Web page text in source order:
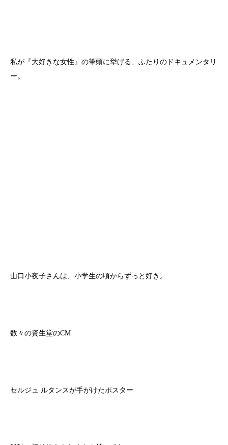
私が『大好きな女性』の筆頭に挙げる、ふたりのドキュメンタリ
ー。
山口小夜子さんは、小学生の頃からずっと好き。
数々の資生堂のCM
セルジュ ルタンスが手がけたポスター